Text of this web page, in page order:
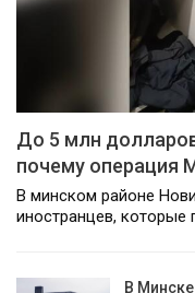
До 5 млн
почему операция
В минском районе
иностранцев, которые
В